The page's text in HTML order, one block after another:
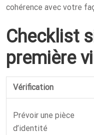
cohérence avec votre
Checklist
première
Vérification
Prévoir une pièce
d’identité